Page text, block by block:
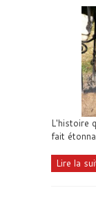
L'histoire
fait
Lire la